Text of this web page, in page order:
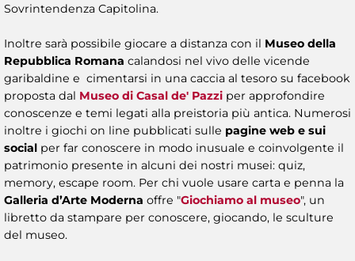
Sovrintendenza Capitolina.
Inoltre sarà possibile giocare a distanza con il Museo della
Repubblica Romana calandosi nel vivo delle vicende
garibaldine e cimentarsi in una caccia al tesoro su facebook
proposta dal Museo di Casal de' Pazzi per approfondire
conoscenze e temi legati alla preistoria più antica. Numerosi
inoltre i giochi on line pubblicati sulle pagine web e sui
social per far conoscere in modo inusuale e coinvolgente il
patrimonio presente in alcuni dei nostri musei: quiz,
memory, escape room. Per chi vuole usare carta e penna la
Galleria d’Arte Moderna offre "Giochiamo al museo", un
libretto da stampare per conoscere, giocando, le sculture
del museo.